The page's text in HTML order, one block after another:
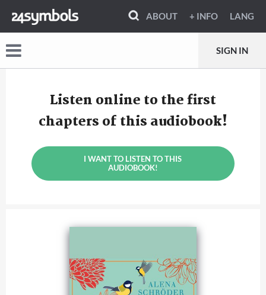
ABOUT + INFO LANG
SIGN IN
Listen online to the first
chapters of this audiobook!
I WANT TO LISTEN TO THIS
AUDIOBOOK!